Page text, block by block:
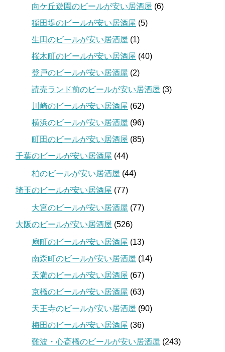
向ケ丘遊園のビールが安い居酒屋 (6)
稲田堤のビールが安い居酒屋 (5)
生田のビールが安い居酒屋 (1)
桜木町のビールが安い居酒屋 (40)
登戸のビールが安い居酒屋 (2)
読売ランド前のビールが安い居酒屋 (3)
川崎のビールが安い居酒屋 (62)
横浜のビールが安い居酒屋 (96)
町田のビールが安い居酒屋 (85)
千葉のビールが安い居酒屋 (44)
柏のビールが安い居酒屋 (44)
埼玉のビールが安い居酒屋 (77)
大宮のビールが安い居酒屋 (77)
大阪のビールが安い居酒屋 (526)
扇町のビールが安い居酒屋 (13)
南森町のビールが安い居酒屋 (14)
天満のビールが安い居酒屋 (67)
京橋のビールが安い居酒屋 (63)
天王寺のビールが安い居酒屋 (90)
梅田のビールが安い居酒屋 (36)
難波・心斎橋のビールが安い居酒屋 (243)